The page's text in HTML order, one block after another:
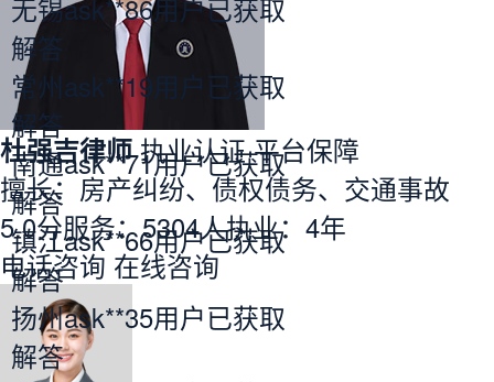
无锡ask**86用户已获取
解答
常州ask**19用户已获取
解答
南通ask**71用户已获取
解答
镇江ask**66用户已获取
解答
扬州ask**35用户已获取
解答
杜强吉律师 执业认证 平台保障
擅长：房产纠纷、债权债务、交通事故
5.0分服务：5304人执业： 4年
电话咨询 在线咨询